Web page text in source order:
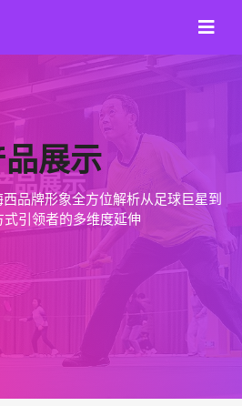
展示
西品牌形象全方位解析从足球巨星到
引领者的多维度延伸